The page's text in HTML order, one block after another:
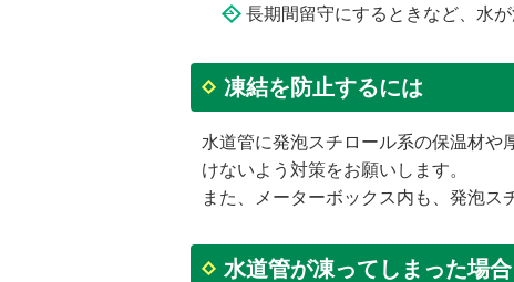
長期間留守にするときなど、水
凍結を防止するには
水道管に発泡スチロール系の保温材や
けないよう対策をお願いします。
また、メーターボックス内も、発泡ス
水道管が凍ってしまった場合